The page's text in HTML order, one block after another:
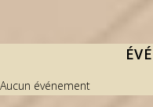
Aucun événement